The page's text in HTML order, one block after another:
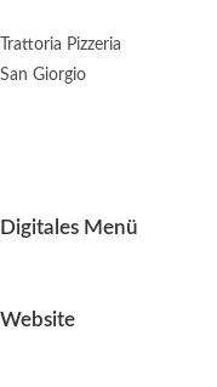
Trattoria Pizzeria
San Giorgio
Digitales Menü
Website